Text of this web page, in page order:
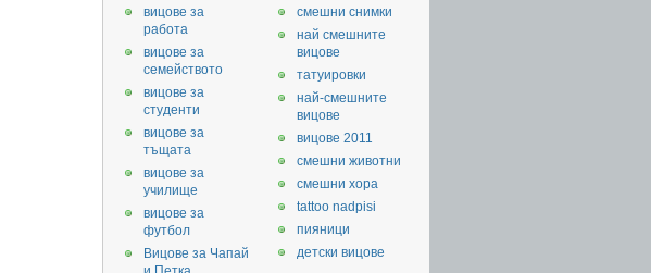
смешни снимки
най смешните
вицове
татуировки
най-смешните
вицове
вицове 2011
смешни животни
смешни хора
tattoo nadpisi
пияници
детски вицове
вицове за
работа
вицове за
семейството
вицове за
студенти
вицове за
тъщата
вицове за
училище
вицове за
футбол
Вицове за Чапай